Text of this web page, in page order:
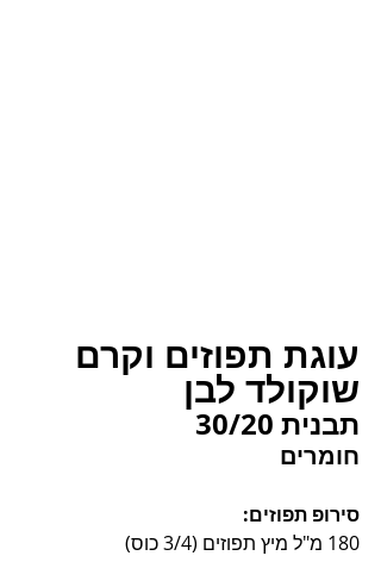
עוגת תפוזים וקרם
שוקולד לבן
תבנית 30/20
חומרים
סירופ תפוזים:
180 מ"ל מיץ תפוזים (3/4 כוס)